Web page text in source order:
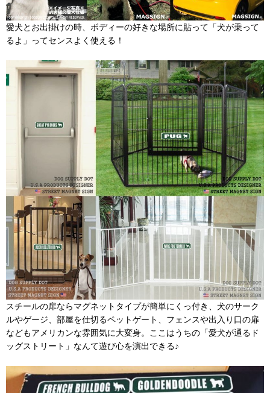
愛犬とお出掛けの時、ボディーの好きな場所に貼って「犬が乗って
るよ」ってセンスよく使える！
スチールの扉ならマグネットタイプが簡単にくっ付き、犬のサーク
ルやゲージ、部屋を仕切るペットゲート、フェンスや出入り口の扉
などもアメリカンな雰囲気に大変身。ここはうちの「愛犬が通るド
ッグストリート」なんて遊び心を演出できる♪